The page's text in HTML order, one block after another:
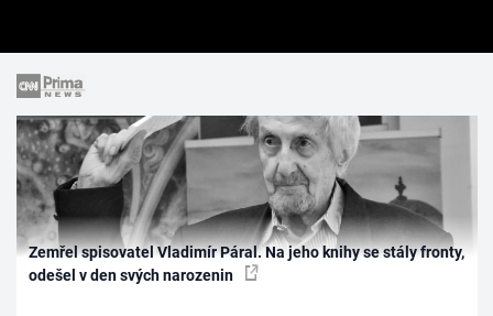
Zemřel spisovatel Vladimír Páral. Na jeho knihy se stály fronty,
odešel v den svých narozenin